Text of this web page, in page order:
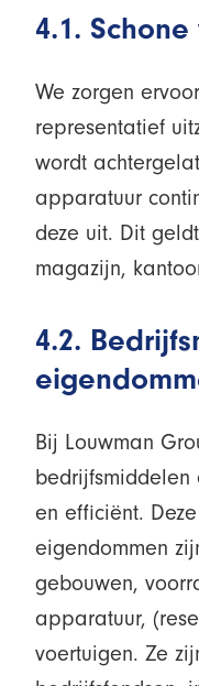
4.1.
We zorgen
representatief
wordt
apparatuur
deze uit. Dit
magazijn,
4.2.
Bij Louwman
bedrijfsmiddelen
en efficiënt.
eigendommen
gebouwen,
apparatuur,
voertuigen. Ze